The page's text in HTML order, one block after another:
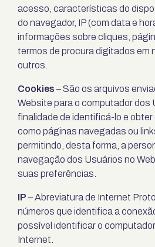
acesso, características do
do navegador, IP (com data e
informações sobre cliques,
termos de procura digitados em
outros.
Cookies – São os arquivos
Website para o computador dos
finalidade de identificá-lo e obter
como páginas navegadas ou
permitindo, desta forma, a
navegação dos Usuários no
suas preferências.
IP – Abreviatura de Internet
números que identifica a
possível identificar o
Internet.